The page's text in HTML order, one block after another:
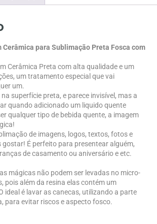
Cerâmica para Sublimação Preta Fosca com
Cerâmica Preta com alta qualidade e um
um tratamento especial que vai
um.
superfície preta, e parece invisível, mas a
quando adicionado um liquido quente
qualquer tipo de bebida quente, a imagem
de imagens, logos, textos, fotos e
gostar! É perfeito para presentear alguém,
de casamento ou aniversário e etc.
mágicas não podem ser levadas no micro-
pois além da resina elas contém um
ideal é lavar as canecas, utilizando a parte
para evitar riscos e aspecto fosco.